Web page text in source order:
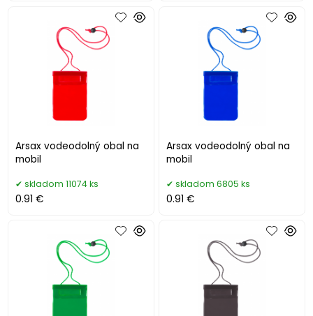
Arsax vodeodolný obal na
mobil
skladom 11074 ks
0.91 €
Arsax vodeodolný obal na
mobil
skladom 6805 ks
0.91 €